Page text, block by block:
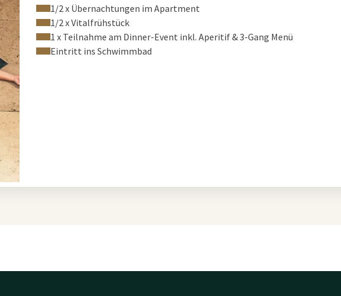
1/2 x Übernachtungen im Apartment
1/2 x Vitalfrühstück
1 x Teilnahme am Dinner-Event inkl. Aperitif & 3-Gang Menü
Eintritt ins Schwimmbad